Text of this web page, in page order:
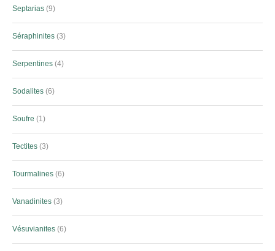
Septarias 9
Séraphinites 3
Serpentines 4
Sodalites 6
Soufre 1
Tectites 3
Tourmalines 6
Vanadinites 3
Vésuvianites 6